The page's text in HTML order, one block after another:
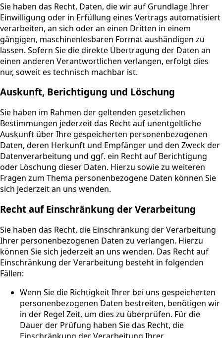
Sie haben das Recht, Daten, die wir auf Grundlage Ihrer
Einwilligung oder in Erfüllung eines Vertrags automatisiert
verarbeiten, an sich oder an einen Dritten in einem
gängigen, maschinenlesbaren Format aushändigen zu
lassen. Sofern Sie die direkte Übertragung der Daten an
einen anderen Verantwortlichen verlangen, erfolgt dies
nur, soweit es technisch machbar ist.
Auskunft, Berichtigung und Löschung
Sie haben im Rahmen der geltenden gesetzlichen
Bestimmungen jederzeit das Recht auf unentgeltliche
Auskunft über Ihre gespeicherten personenbezogenen
Daten, deren Herkunft und Empfänger und den Zweck der
Datenverarbeitung und ggf. ein Recht auf Berichtigung
oder Löschung dieser Daten. Hierzu sowie zu weiteren
Fragen zum Thema personenbezogene Daten können Sie
sich jederzeit an uns wenden.
Recht auf Einschränkung der Verarbeitung
Sie haben das Recht, die Einschränkung der Verarbeitung
Ihrer personenbezogenen Daten zu verlangen. Hierzu
können Sie sich jederzeit an uns wenden. Das Recht auf
Einschränkung der Verarbeitung besteht in folgenden
Fällen:
Wenn Sie die Richtigkeit Ihrer bei uns gespeicherten
personenbezogenen Daten bestreiten, benötigen wir
in der Regel Zeit, um dies zu überprüfen. Für die
Dauer der Prüfung haben Sie das Recht, die
Einschränkung der Verarbeitung Ihrer